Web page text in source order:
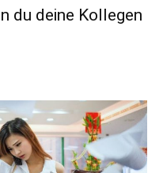
du deine Kollegen